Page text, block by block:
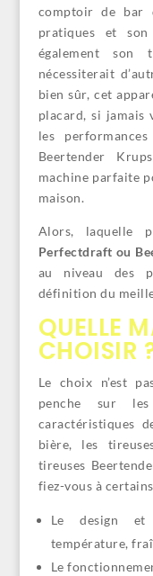
comptoir de bar
pratiques et
également
nécessiterait
bien sûr, cet
placard, si jamais
les
Beertender
machine parfaite
maison.
Alors, laquelle
Perfectdraft ou
au niveau des
définition du
QUELLE
CHOISIR
Le choix n’est
penche sur les
caractéristiques
bière, les
tireuses
fiez-vous à
Le design et
température,
Le